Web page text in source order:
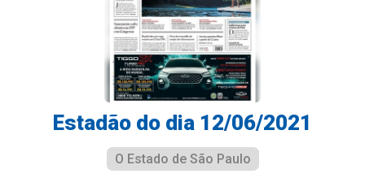
Estadão do dia 12/06/2021
O Estado de São Paulo